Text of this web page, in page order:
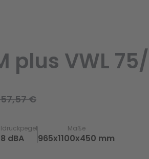
plus VWL
€
dBA
Maße
965x1100x450 mm